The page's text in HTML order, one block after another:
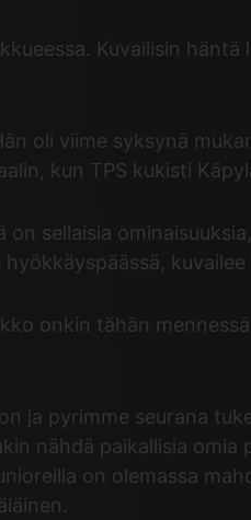
Kuvailisin
oli viime syksynä
kun TPS kukisti
sellaisia
kuvailee
onkin tähän
ja pyrimme seurana
nähdä paikallisia omia
on olemassa